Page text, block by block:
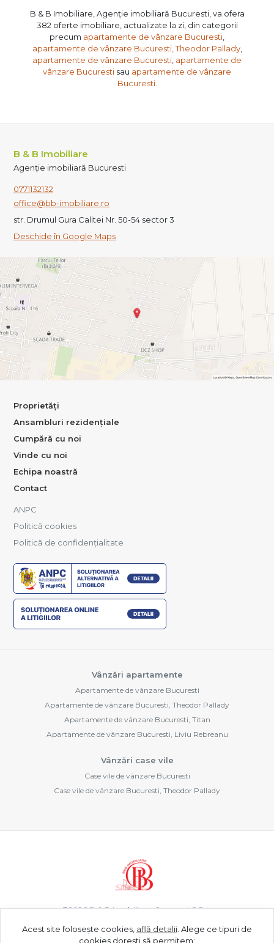
B & B Imobiliare, Agenție imobiliară Bucuresti, va ofera
382 oferte imobiliare, actualizate la zi, din categorii
precum apartamente de vânzare Bucuresti
apartamente de vânzare Bucuresti, Theodor Pallady,
apartamente de vânzare Bucuresti apartamente de
vânzare Bucuresti sau apartamente de vânzare
Bucuresti.
B & B Imobiliare
Agenție imobiliară Bucuresti
0771132132
office@bb-imobiliare.ro
str. Drumul Gura Calitei Nr. 50-54 sector 3
Deschide în Google Maps
Proprietăți
Ansambluri rezidențiale
Cumpără cu noi
Vinde cu noi
Echipa noastră
Contact
ANPC
Politică cookies
Politică de confidențialitate
Vânzări apartamente
Apartamente de vânzare Bucuresti
Apartamente de vânzare Bucuresti, Theodor Pallady
Apartamente de vânzare Bucuresti, Titan
Apartamente de vânzare Bucuresti, Liviu Rebreanu
Vânzări case vile
Case vile de vânzare Bucuresti
Case vile de vânzare Bucuresti, Theodor Pallady
©2026B & B Imobiliare Concept S.R.L.
Acest site folosește cookies, află detalii Alege ce tipuri de
cookies dorești să permitem: